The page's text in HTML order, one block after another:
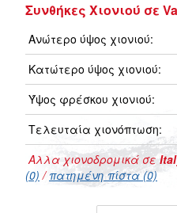
Συνθήκες Χιονιού σε
Ανώτερο ύψος χιονιού:
Κατώτερο ύψος χιονιού:
Ύψος φρέσκου χιονιού:
Τελευταία χιονόπτωση:
Αλλα χιονοδρομικά σε
(0) /πατημένη πίστα (0)